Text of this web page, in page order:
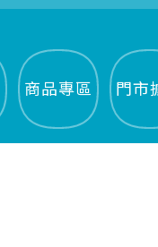
商品專區 門市